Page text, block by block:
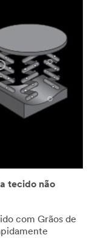
tecido não
com Grãos de